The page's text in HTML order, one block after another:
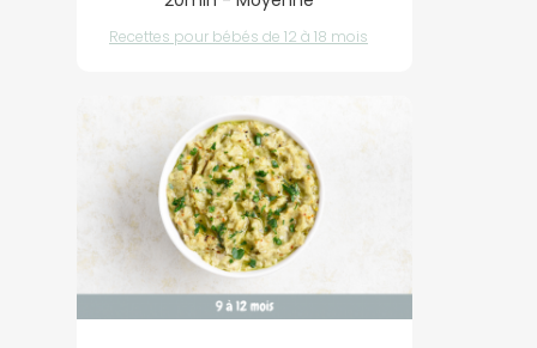
Recettes pour bébés de 12 à 18 mois